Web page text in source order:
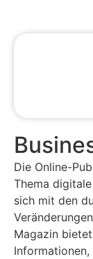
Die Online-
Thema
sich mit den
Magazin